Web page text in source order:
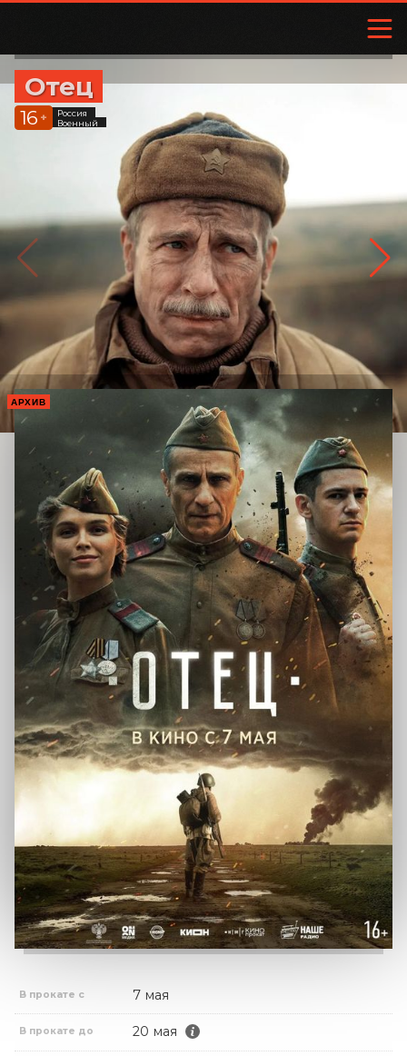
Отец
16 +
Россия
Военный
АРХИВ
В прокате с 7 мая
В прокате до 20 мая